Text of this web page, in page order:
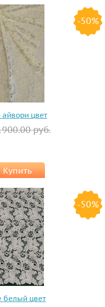
-50%
цвет
руб.
Купить
-50%
белый цвет